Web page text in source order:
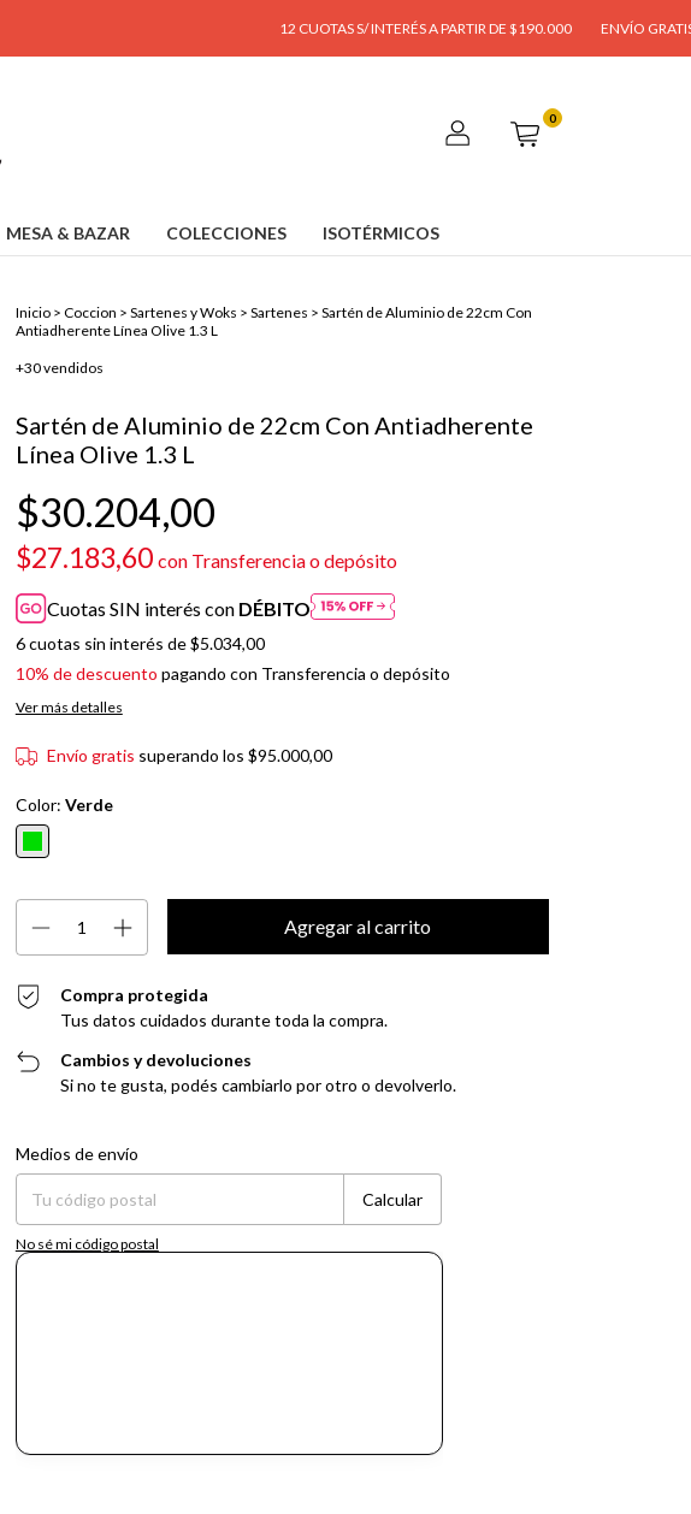
12 CUOTAS S/ INTERÉS A PARTIR DE $190.000 ENVÍO GRATIS A PARTIR
0
MESA & BAZAR COLECCIONES ISOTÉRMICOS
Inicio > Coccion > Sartenes y Woks > Sartenes > Sartén de Aluminio de 22cm Con
Antiadherente Línea Olive 1.3 L
+30 vendidos
Sartén de Aluminio de 22cm Con Antiadherente
Línea Olive 1.3 L
$30.204,00
$27.183,60 con Transferencia o depósito
Cuotas SIN interés con DÉBITO
6cuotas sin interés de$5.034,00
10% de descuento pagando con Transferencia o depósito
Ver más detalles
Envío gratis superando los$95.000,00
Color: Verde
Compra protegida
Tus datos cuidados durante toda la compra.
Cambios y devoluciones
Si no te gusta, podés cambiarlo por otro o devolverlo.
Entregas para el CP:
Medios de envío
Calcular
No sé mi código postal